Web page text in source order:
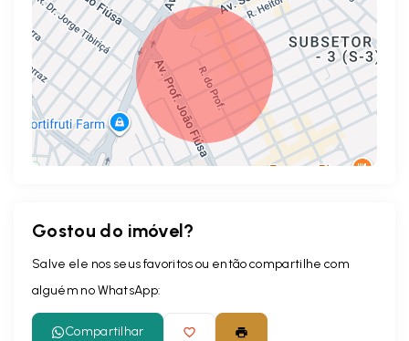
Gostou do imóvel?
Salve ele nos seus favoritos ou então compartilhe com
alguém no WhatsApp:
Compartilhar